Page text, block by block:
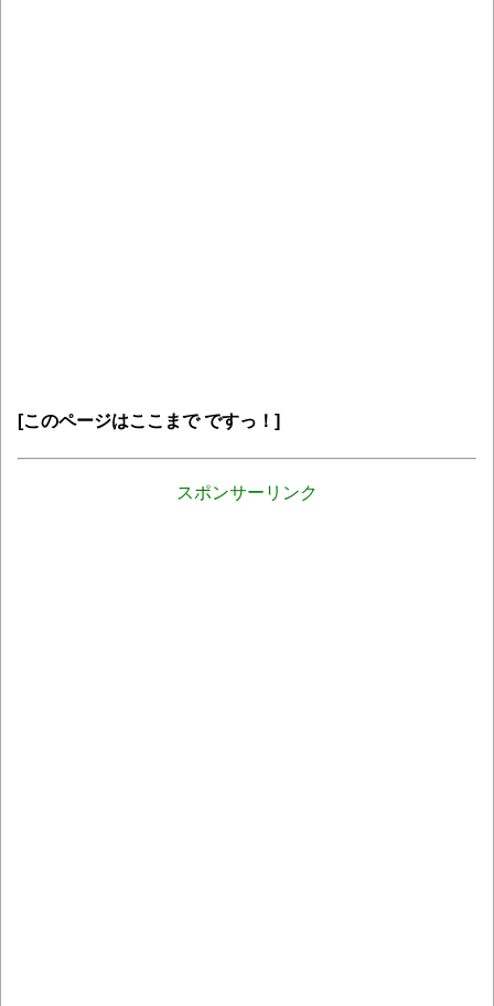
[このページはここまで ですっ！]
スポンサーリンク